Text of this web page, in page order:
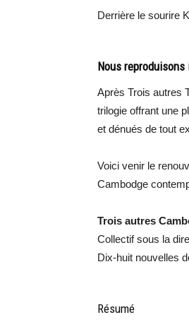
Derrière le sourire
Nous
Après Trois autres
trilogie offrant une
et dénués de tout
Voici venir le
Cambodge
Trois autres
Collectif sous la
Dix-huit nouvelles
Résumé